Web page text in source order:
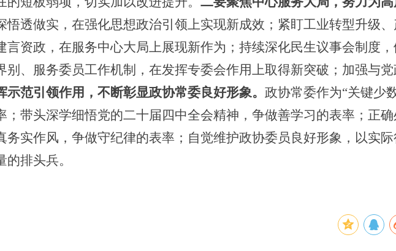
透做实，在强化思想政治引领上实现新成效；紧盯工业转型升级
资政，在服务中心大局上展现新作为；持续深化民生议事会制度
、服务委员工作机制，在发挥专委会作用上取得新突破；加强与
示范引领作用， 不断彰显政协常委 良好形象。 政协常委作为“关键少
带头深学细悟党的二十届四中全会精神，争做善学习的表率；正
实作风，争做守纪律的表率；自觉维护政协委员良好形象，以实
排头兵。